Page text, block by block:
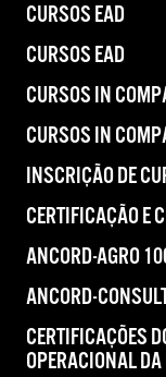
CURSOS EAD
CURSOS EAD
CURSOS IN
CURSOS IN
INSCRIÇÃO DE
CERTIFICAÇÃO E
ANCORD-AGRO
ANCORD-
CERTIFICAÇÕES
OPERACIONAL